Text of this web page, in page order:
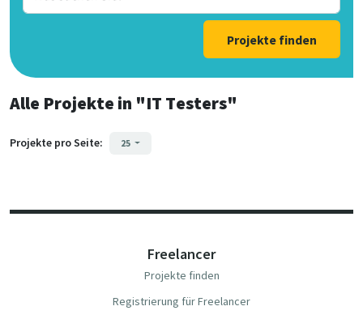
Projekte finden
Alle Projekte in "IT Testers"
Projekte pro Seite: 25
Freelancer
Projekte finden
Registrierung für Freelancer